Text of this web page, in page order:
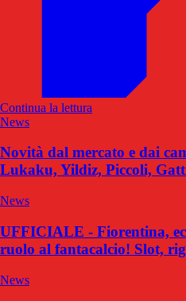
Continua la lettura
News
Novità dal mercato e dai
Lukaku, Yildiz, Piccoli,
News
UFFICIALE - Fiorentina,
ruolo al fantacalcio! Slot,
News